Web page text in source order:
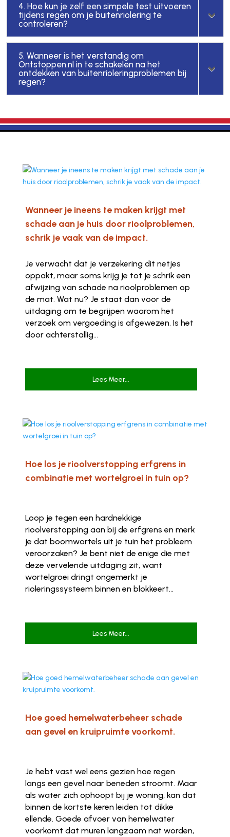
4. Hoe kun je zelf een simpele test uitvoeren
tijdens regen om je buitenriolering te
controleren?
5. Wanneer is het verstandig om
Ontstoppen.nl in te schakelen na het
ontdekken van buitenrioleringproblemen bij
regen?
Wanneer je ineens te maken krijgt met
schade aan je huis door rioolproblemen,
schrik je vaak van de impact.
Je verwacht dat je verzekering dit netjes
oppakt, maar soms krijg je tot je schrik een
afwijzing van schade na rioolproblemen op
de mat. Wat nu? Je staat dan voor de
uitdaging om te begrijpen waarom het
verzoek om vergoeding is afgewezen. Is het
door achterstallig...
Lees Meer...
Hoe los je rioolverstopping erfgrens in
combinatie met wortelgroei in tuin op?
Loop je tegen een hardnekkige
rioolverstopping aan bij de erfgrens en merk
je dat boomwortels uit je tuin het probleem
veroorzaken? Je bent niet de enige die met
deze vervelende uitdaging zit, want
wortelgroei dringt ongemerkt je
rioleringssysteem binnen en blokkeert...
Lees Meer...
Hoe goed hemelwaterbeheer schade
aan gevel en kruipruimte voorkomt.
Je hebt vast wel eens gezien hoe regen
langs een gevel naar beneden stroomt. Maar
als water zich ophoopt bij je woning, kan dat
binnen de kortste keren leiden tot dikke
ellende. Goede afvoer van hemelwater
voorkomt dat muren langzaam nat worden,